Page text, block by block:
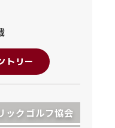
トリー
ックゴルフ協会